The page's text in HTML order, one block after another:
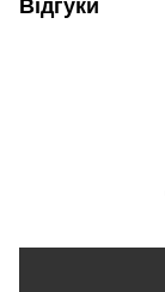
Відгуки